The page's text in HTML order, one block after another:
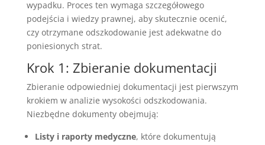
wypadku. Proces ten wymaga szczegółowego
podejścia i wiedzy prawnej, aby skutecznie ocenić,
czy otrzymane odszkodowanie jest adekwatne do
poniesionych strat.
Krok 1: Zbieranie dokumentacji
Zbieranie odpowiedniej dokumentacji jest pierwszym
krokiem w analizie wysokości odszkodowania.
Niezbędne dokumenty obejmują:
Listy i raporty medyczne, które dokumentują